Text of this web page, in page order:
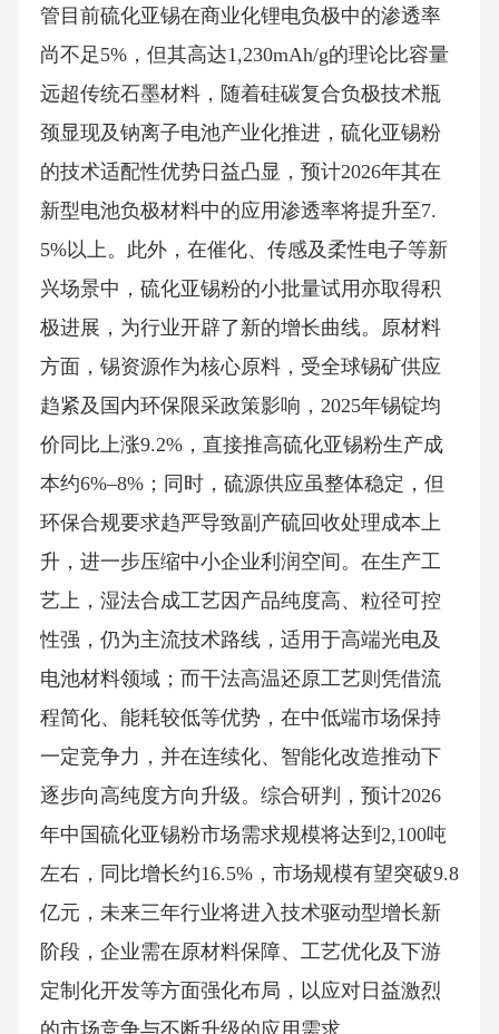
管目前硫化亚锡在商业化锂电负极中的渗透率
尚不足5%，但其高达1,230mAh/g的理论比容量
远超传统石墨材料，随着硅碳复合负极技术瓶
颈显现及钠离子电池产业化推进，硫化亚锡粉
的技术适配性优势日益凸显，预计2026年其在
新型电池负极材料中的应用渗透率将提升至7.
5%以上。此外，在催化、传感及柔性电子等新
兴场景中，硫化亚锡粉的小批量试用亦取得积
极进展，为行业开辟了新的增长曲线。原材料
方面，锡资源作为核心原料，受全球锡矿供应
趋紧及国内环保限采政策影响，2025年锡锭均
价同比上涨9.2%，直接推高硫化亚锡粉生产成
本约6%–8%；同时，硫源供应虽整体稳定，但
环保合规要求趋严导致副产硫回收处理成本上
升，进一步压缩中小企业利润空间。在生产工
艺上，湿法合成工艺因产品纯度高、粒径可控
性强，仍为主流技术路线，适用于高端光电及
电池材料领域；而干法高温还原工艺则凭借流
程简化、能耗较低等优势，在中低端市场保持
一定竞争力，并在连续化、智能化改造推动下
逐步向高纯度方向升级。综合研判，预计2026
年中国硫化亚锡粉市场需求规模将达到2,100吨
左右，同比增长约16.5%，市场规模有望突破9.8
亿元，未来三年行业将进入技术驱动型增长新
阶段，企业需在原材料保障、工艺优化及下游
定制化开发等方面强化布局，以应对日益激烈